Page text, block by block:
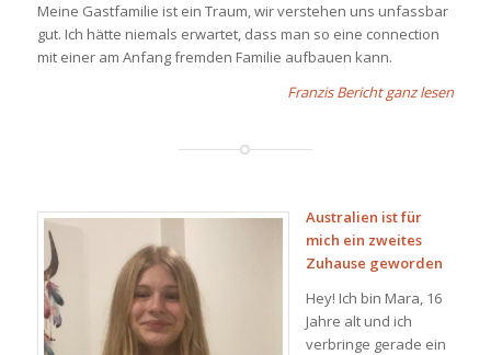
Meine Gastfamilie ist ein Traum, wir verstehen uns unfassbar
gut. Ich hätte niemals erwartet, dass man so eine connection
mit einer am Anfang fremden Familie aufbauen kann.
Franzis Bericht ganz lesen
Australien ist für
mich ein zweites
Zuhause geworden
Hey! Ich bin Mara, 16
Jahre alt und ich
verbringe gerade ein